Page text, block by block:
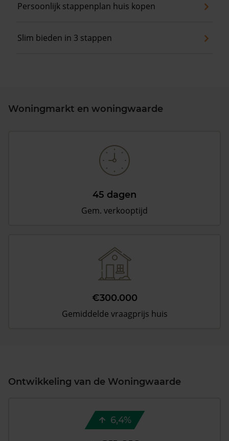
Persoonlijk stappenplan huis kopen
Slim bieden in 3 stappen
Woningmarkt en woningwaarde
45 dagen
Gem. verkooptijd
€300.000
Gemiddelde vraagprijs huis
Ontwikkeling van de Woningwaarde
6,4%